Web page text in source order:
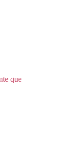
que